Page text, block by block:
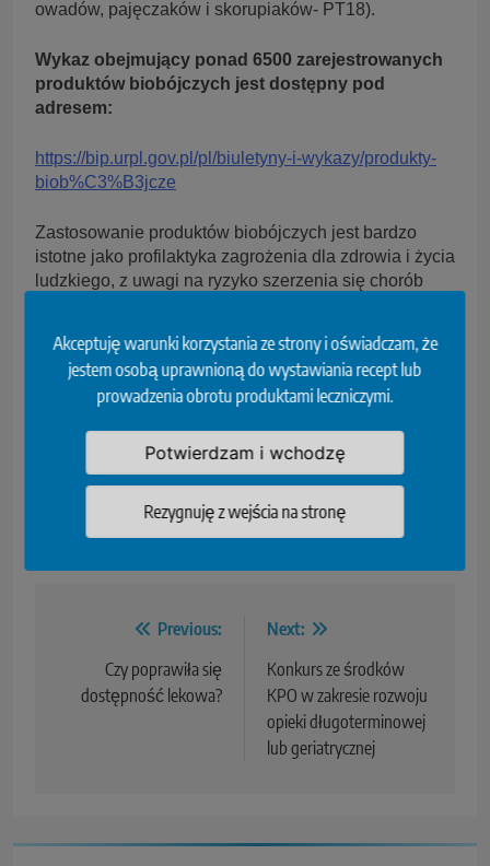
Akceptuję warunki korzystania ze strony i oświadczam, że
jestem osobą uprawnioną do wystawiania recept lub
prowadzenia obrotu produktami leczniczymi.
Potwierdzam i wchodzę
Rezygnuję z wejścia na stronę
owadów, pajęczaków i skorupiaków- PT18).
Wykaz obejmujący ponad 6500 zarejestrowanych
produktów biobójczych jest dostępny pod
adresem:
https://bip.urpl.gov.pl/pl/biuletyny-i-wykazy/produkty-
biob%C3%B3jcze
Zastosowanie produktów biobójczych jest bardzo
istotne jako profilaktyka zagrożenia dla zdrowia i życia
ludzkiego, z uwagi na ryzyko szerzenia się chorób
źródło: Urząd Rejestracji Produktów Leczniczych,
Wyrobów Medycznych i Produktów Biobójczych
Biobójcze Dezynfekcja
Konserwacja
Skutki powodzi
Środki biobójcze
Zwalczanie szkodników
Previous:
Czy poprawiła się
dostępność lekowa?
Next:
Konkurs ze środków
KPO w zakresie rozwoju
opieki długoterminowej
lub geriatrycznej